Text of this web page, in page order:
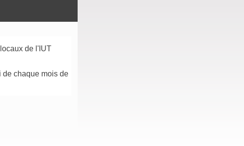
de l'IUT
de chaque mois de